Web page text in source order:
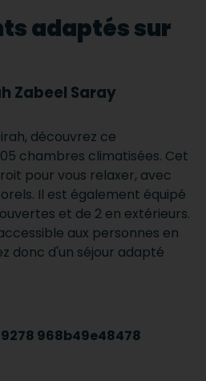
adaptés sur
Zabeel Saray
découvrez ce
chambres climatisées. Cet
pour vous relaxer, avec
Il est également équipé
et de 2 en extérieurs.
aux personnes en
donc d'un séjour adapté